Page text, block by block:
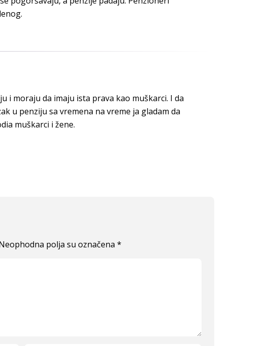
i moraju da imaju ista prava kao muškarci. I da
u penziju sa vremena na vreme ja gladam da
muškarci i žene.
polja su označena *